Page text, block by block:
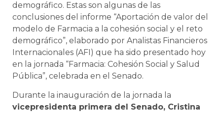
demográfico. Estas son algunas de las
conclusiones del informe “Aportación de valor del
modelo de Farmacia a la cohesión social y el reto
demográfico”, elaborado por Analistas Financieros
Internacionales (AFI) que ha sido presentado hoy
en la jornada “Farmacia: Cohesión Social y Salud
Pública”, celebrada en el Senado.
Durante la inauguración de la jornada la
vicepresidenta primera del Senado, Cristina